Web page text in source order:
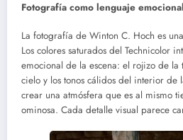
Fotografía como lenguaje emocional
La fotografía de Winton C. Hoch es
Los colores saturados del Technicolor
emocional de la escena: el rojizo de
cielo y los tonos cálidos del interior de
crear una atmósfera que es al mismo
ominosa. Cada detalle visual parece